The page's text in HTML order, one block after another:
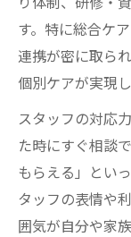
認知症
家族も納得
グル
は
総合ケ
見学時
入居前
家族の
す。特に総合ケ
連携が密に取ら
個別ケアが実現
スタッフの対応
た時にすぐ相談
もらえる」とい
タッフの表情や
囲気が自分や家